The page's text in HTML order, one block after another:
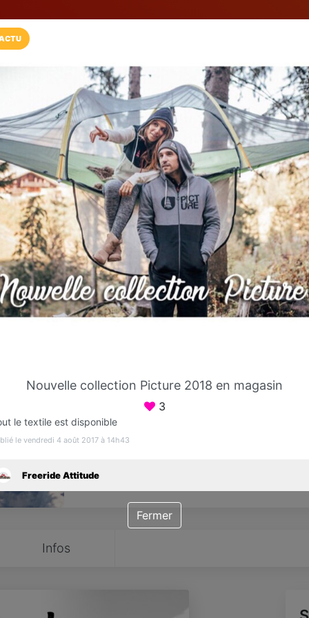
Installez l'App LaCarte
Téléchargez gratuitement l'app LaCarte
commerces favoris et ne rien rater !
Télécharger Plus tard
Freeride
Magasin de sport
Fréjus
Favori Contacter
Ouvre demain dès 10:00
Infos
Nouvelle collection Picture 2018 en magasin
3
le textile est disponible
le vendredi 4 août 2017 à 14h43
Freeride Attitude
Fermer